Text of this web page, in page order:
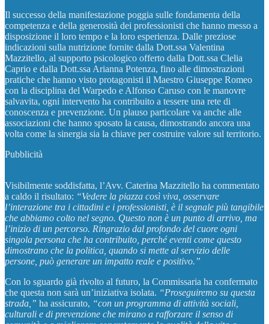
Il successo della manifestazione poggia sulle fondamenta della
competenza e della generosità dei professionisti che hanno messo a
disposizione il loro tempo e la loro esperienza. Dalle preziose
indicazioni sulla nutrizione fornite dalla Dott.ssa Valentina
Mazzitello, al supporto psicologico offerto dalla Dott.ssa Clelia
Caprio e dalla Dott.ssa Arianna Potenza, fino alle dimostrazioni
pratiche che hanno visto protagonisti il Maestro Giuseppe Romeo
con la disciplina del Warpedo e Alfonso Caruso con le manovre
salvavita, ogni intervento ha contribuito a tessere una rete di
conoscenza e prevenzione. Un plauso particolare va anche alle
associazioni che hanno sposato la causa, dimostrando ancora una
volta come la sinergia sia la chiave per costruire valore sul territorio.
Pubblicità
Visibilmente soddisfatta, l’Avv. Caterina Mazzitello ha commentato
a caldo il risultato: “Vedere la piazza così viva, osservare
l’interazione tra i cittadini e i professionisti, è il segnale più tangibile
che abbiamo colto nel segno. Questo non è un punto di arrivo, ma
l’inizio di un percorso. Ringrazio dal profondo del cuore ogni
singola persona che ha contribuito, perché eventi come questo
dimostrano che la politica, quando si mette al servizio delle
persone, può generare un impatto reale e positivo.”
Con lo sguardo già rivolto al futuro, la Commissaria ha confermato
che questa non sarà un’iniziativa isolata. “Proseguiremo su questa
strada,” ha assicurato, “con un programma di attività sociali,
culturali e di prevenzione che mirano a rafforzare il senso di